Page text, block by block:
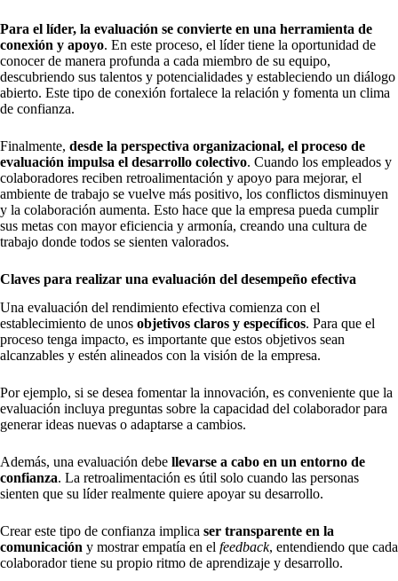
Para el líder, la evaluación se convierte en una herramienta de
conexión y apoyo. En este proceso, el líder tiene la oportunidad de
conocer de manera profunda a cada miembro de su equipo,
descubriendo sus talentos y potencialidades y estableciendo un diálogo
abierto. Este tipo de conexión fortalece la relación y fomenta un clima
de confianza.
Finalmente, desde la perspectiva organizacional, el proceso de
evaluación impulsa el desarrollo colectivo. Cuando los empleados y
colaboradores reciben retroalimentación y apoyo para mejorar, el
ambiente de trabajo se vuelve más positivo, los conflictos disminuyen
y la colaboración aumenta. Esto hace que la empresa pueda cumplir
sus metas con mayor eficiencia y armonía, creando una cultura de
trabajo donde todos se sienten valorados.
Claves para realizar una evaluación del desempeño efectiva
Una evaluación del rendimiento efectiva comienza con el
establecimiento de unos objetivos claros y específicos. Para que el
proceso tenga impacto, es importante que estos objetivos sean
alcanzables y estén alineados con la visión de la empresa.
Por ejemplo, si se desea fomentar la innovación, es conveniente que la
evaluación incluya preguntas sobre la capacidad del colaborador para
generar ideas nuevas o adaptarse a cambios.
Además, una evaluación debe llevarse a cabo en un entorno de
confianza. La retroalimentación es útil solo cuando las personas
sienten que su líder realmente quiere apoyar su desarrollo.
Crear este tipo de confianza implica ser transparente en la
comunicación y mostrar empatía en el feedback, entendiendo que cada
colaborador tiene su propio ritmo de aprendizaje y desarrollo.